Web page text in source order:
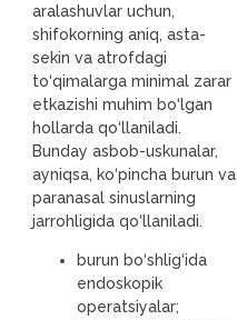
aralashuvlar uchun,
shifokorning aniq, asta-
sekin va atrofdagi
to‘qimalarga minimal zarar
etkazishi muhim bo‘lgan
hollarda qo‘llaniladi.
Bunday asbob-uskunalar,
ayniqsa, ko‘pincha burun va
paranasal sinuslarning
jarrohligida qo‘llaniladi.
burun bo‘shlig‘ida
endoskopik
operatsiyalar;